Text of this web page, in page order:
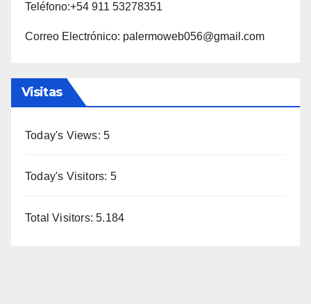
Teléfono:+54 911 53278351
Correo Electrónico: palermoweb056@gmail.com
Visitas
Today's Views: 5
Today's Visitors: 5
Total Visitors:5.184